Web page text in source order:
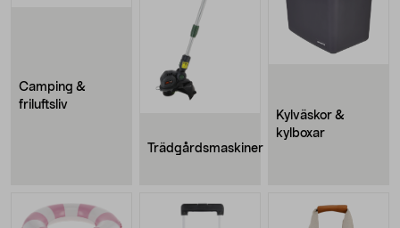
Camping &
friluftsliv
Trädgårdsmaskiner
Kylväskor &
kylboxar